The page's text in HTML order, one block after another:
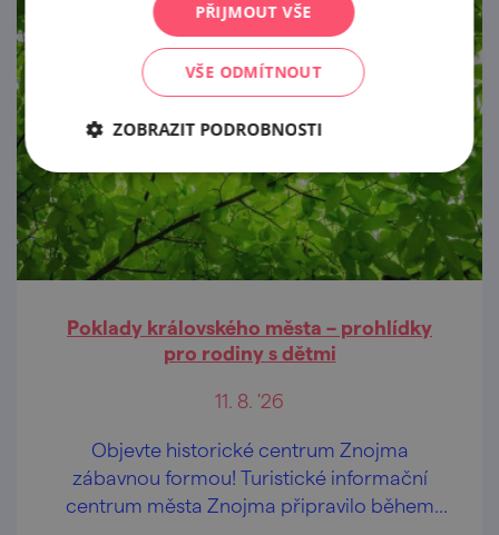
Poklady královského města – prohlídky
pro rodiny s dětmi
11. 8. '26
Objevte historické centrum Znojma
zábavnou formou! Turistické informační
centrum města Znojma připravilo během
PŘIJMOUT VŠE
VŠE ODMÍTNOUT
ZOBRAZIT PODROBNOSTI